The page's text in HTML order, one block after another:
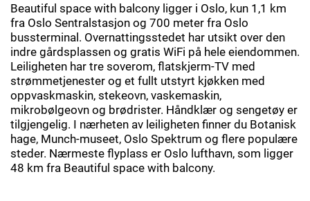
Beautiful space with balcony ligger i Oslo, kun 1,1 km
fra Oslo Sentralstasjon og 700 meter fra Oslo
bussterminal. Overnattingsstedet har utsikt over den
indre gårdsplassen og gratis WiFi på hele eiendommen.
Leiligheten har tre soverom, flatskjerm-TV med
strømmetjenester og et fullt utstyrt kjøkken med
oppvaskmaskin, stekeovn, vaskemaskin,
mikrobølgeovn og brødrister. Håndklær og sengetøy er
tilgjengelig. I nærheten av leiligheten finner du Botanisk
hage, Munch-museet, Oslo Spektrum og flere populære
steder. Nærmeste flyplass er Oslo lufthavn, som ligger
48 km fra Beautiful space with balcony.